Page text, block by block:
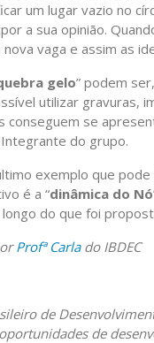
um lugar vazio no
a sua opinião.
vaga e assim as
gelo” podem
utilizar gravuras,
conseguem se
do grupo.
exemplo que
é a “dinâmica do Nó
do que foi
Profª Carlado IBDEC
de
de